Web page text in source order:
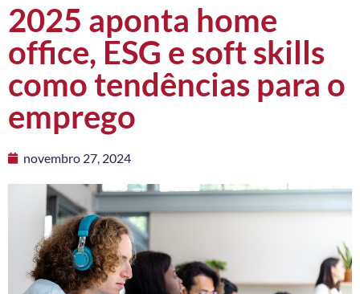
2025 aponta home
office, ESG e soft skills
como tendências para o
emprego
novembro 27, 2024